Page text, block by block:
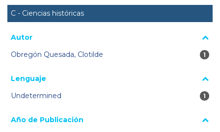
C - Ciencias históricas
Autor
Obregón Quesada, Clotilde
1
1
Lenguaje
Undetermined
1
1
Año de Publicación